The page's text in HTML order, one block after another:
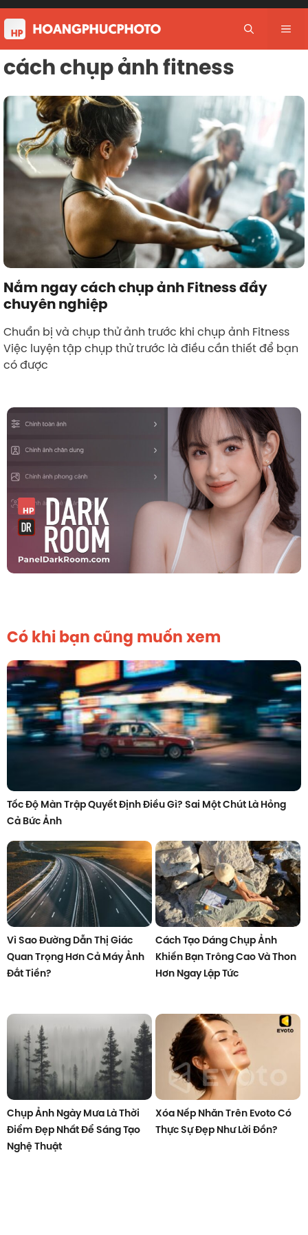
Skip
to
content
cách chụp ảnh fitness
Nắm ngay cách chụp ảnh Fitness đầy
chuyên nghiệp
Chuẩn bị và chụp thử ảnh trước khi chụp ảnh Fitness
Việc luyện tập chụp thử trước là điều cần thiết để bạn
có được
Có khi bạn cũng muốn xem
Tốc Độ Màn Trập Quyết Định Điều Gì? Sai Một Chút Là Hỏng
Cả Bức Ảnh
Vì Sao Đường Dẫn Thị Giác
Quan Trọng Hơn Cả Máy Ảnh
Đắt Tiền?
Cách Tạo Dáng Chụp Ảnh
Khiến Bạn Trông Cao Và Thon
Hơn Ngay Lập Tức
Chụp Ảnh Ngày Mưa Là Thời
Điểm Đẹp Nhất Để Sáng Tạo
Nghệ Thuật
Xóa Nếp Nhăn Trên Evoto Có
Thực Sự Đẹp Như Lời Đồn?